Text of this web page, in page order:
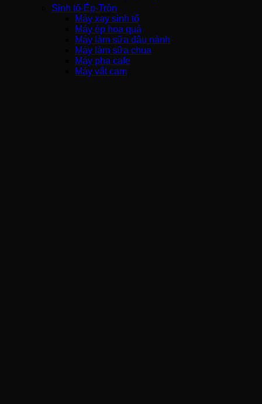
Sinh tố-Ép-Trộn
Máy xay sinh tố
Máy ép hoa quả
Máy làm sữa đậu nành
Máy làm sữa chua
Máy pha cafe
Máy vắt cam